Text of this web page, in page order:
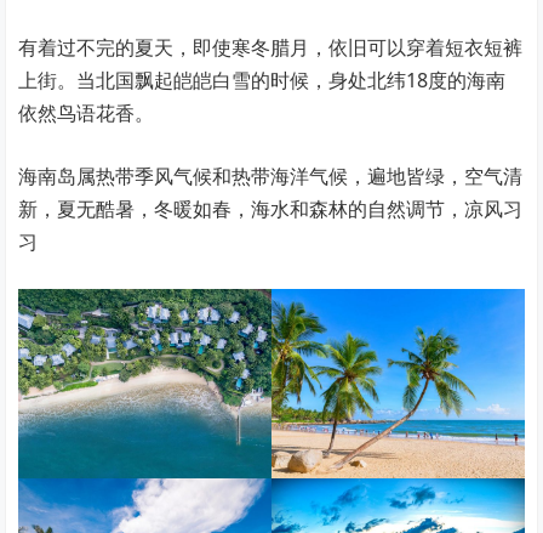
有着过不完的夏天，即使寒冬腊月，依旧可以穿着短衣短裤
上街。当北国飘起皑皑白雪的时候，身处北纬18度的海南
依然鸟语花香。
海南岛属热带季风气候和热带海洋气候，遍地皆绿，空气清
新，夏无酷暑，冬暖如春，海水和森林的自然调节，凉风习
习